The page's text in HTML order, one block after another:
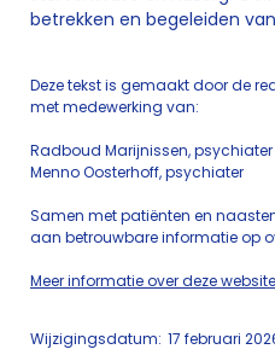
betrekken en begeleiden
Deze tekst is gemaakt door de
met medewerking van:
Radboud Marijnissen, psychiater
Menno Oosterhoff, psychiater
Samen met patiënten en
aan betrouwbare informatie op
Meer informatie over deze website
Wijzigingsdatum: 17 februari